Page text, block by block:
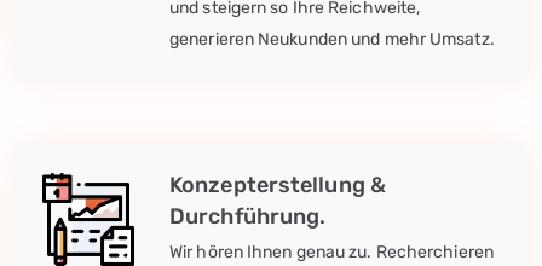
und steigern so Ihre Reichweite,
generieren Neukunden und mehr Umsatz.
Konzepterstellung &
Durchführung.
Wir hören Ihnen genau zu. Recherchieren